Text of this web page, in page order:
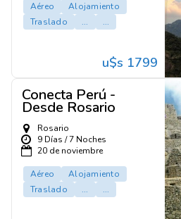
Aéreo
Alojamiento
Traslado
... ...
u$s 1799
Conecta Perú -
Desde Rosario
Rosario
9 Días / 7 Noches
20 de noviembre
Aéreo
Alojamiento
Traslado
... ...